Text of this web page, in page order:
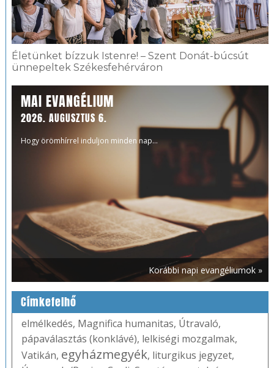
Életünket bízzuk Istenre! – Szent Donát-búcsút
ünnepeltek Székesfehérváron
MAI EVANGÉLIUM
2026. AUGUSZTUS 6.
Hogy örömhírrel induljon minden nap...
Korábbi napi evangéliumok »
Címkefelhő
elmélkedés, Magnifica humanitas, Útravaló,
pápaválasztás (konklávé), lelkiségi mozgalmak,
Vatikán, egyházmegyék, liturgikus jegyzet,